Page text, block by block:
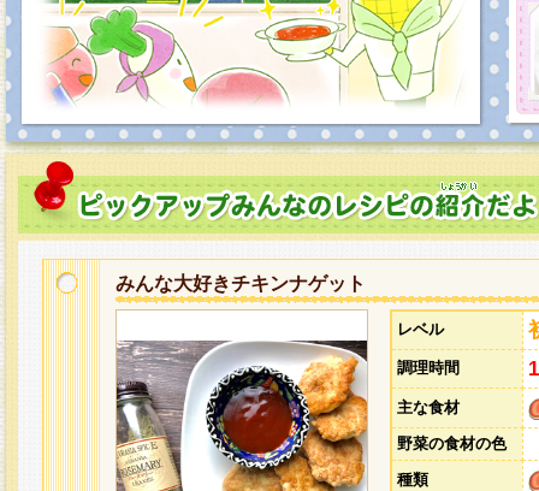
みんな大好きチキンナゲット
レベル
調理時間
主な食材
野菜の食材の色
種類